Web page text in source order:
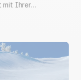
mit Ihrer